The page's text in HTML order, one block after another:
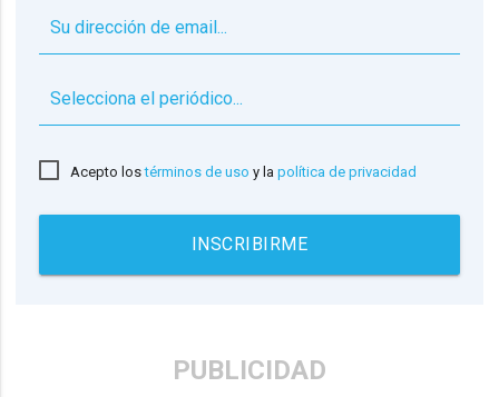
Acepto lostérminos de uso y lapolítica de privacidad
INSCRIBIRME
PUBLICIDAD